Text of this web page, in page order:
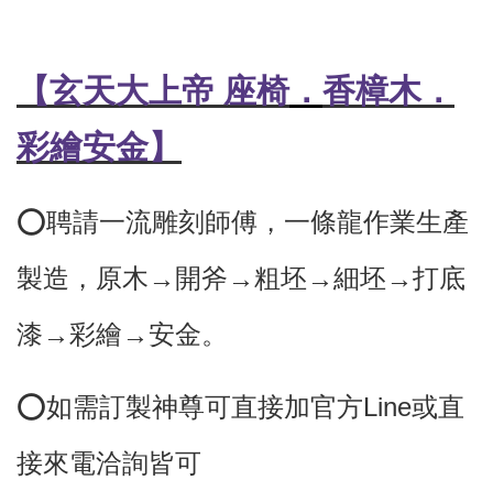
【玄天大上帝 座椅． 香樟木．
彩繪安金】
⭕️聘請一流雕刻師傅， 一條龍作業生產
製造，原木→開斧→粗坯→細坯→打底
漆→彩繪→安金。
⭕如需訂製神尊可直接加官方Line或直
接來電洽詢皆可